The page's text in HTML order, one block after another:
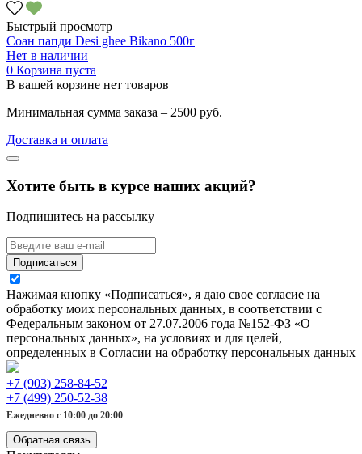
Быстрый просмотр
Соан папди Desi ghee Bikano 500г
Нет в наличии
0 Корзина пуста
В вашей корзине нет товаров
Минимальная сумма заказа – 2500 руб.
Доставка и оплата
Хотите быть в курсе наших акций?
Подпишитесь на рассылку
Подписаться
Нажимая кнопку «Подписаться», я даю свое согласие на
обработку моих персональных данных, в соответствии с
Федеральным законом от 27.07.2006 года №152-ФЗ «О
персональных данных», на условиях и для целей,
определенных в Согласии на обработку персональных данных
+7 (903) 258-84-52
+7 (499) 250-52-38
Ежедневно с 10:00 до 20:00
Обратная связь